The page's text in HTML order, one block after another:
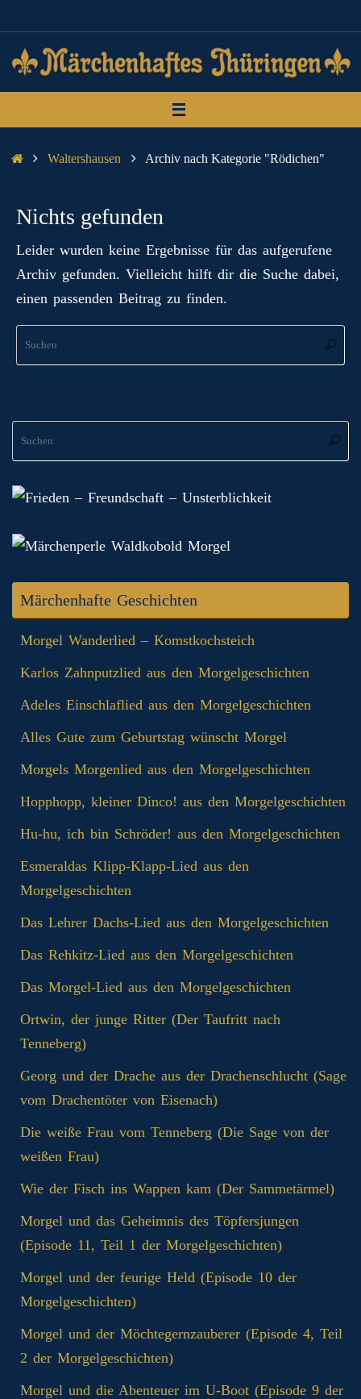
Inhalt
springen
StartWaltershausen Archiv nach Kategorie "Rödichen"
Nichts gefunden
Leider wurden keine Ergebnisse für das aufgerufene
Archiv gefunden. Vielleicht hilft dir die Suche dabei,
einen passenden Beitrag zu finden.
Märchenhafte Geschichten
Morgel Wanderlied – Komstkochsteich
Karlos Zahnputzlied aus den Morgelgeschichten
Adeles Einschlaflied aus den Morgelgeschichten
Alles Gute zum Geburtstag wünscht Morgel
Morgels Morgenlied aus den Morgelgeschichten
Hopphopp, kleiner Dinco! aus den Morgelgeschichten
Hu-hu, ich bin Schröder! aus den Morgelgeschichten
Esmeraldas Klipp‑Klapp‑Lied aus den
Morgelgeschichten
Das Lehrer Dachs-Lied aus den Morgelgeschichten
Das Rehkitz-Lied aus den Morgelgeschichten
Das Morgel-Lied aus den Morgelgeschichten
Ortwin, der junge Ritter (Der Taufritt nach
Tenneberg)
Georg und der Drache aus der Drachenschlucht (Sage
vom Drachentöter von Eisenach)
Die weiße Frau vom Tenneberg (Die Sage von der
weißen Frau)
Wie der Fisch ins Wappen kam (Der Sammetärmel)
Morgel und das Geheimnis des Töpfersjungen
(Episode 11, Teil 1 der Morgelgeschichten)
Morgel und der feurige Held (Episode 10 der
Morgelgeschichten)
Morgel und der Möchtegernzauberer (Episode 4, Teil
2 der Morgelgeschichten)
Morgel und die Abenteuer im U-Boot (Episode 9 der